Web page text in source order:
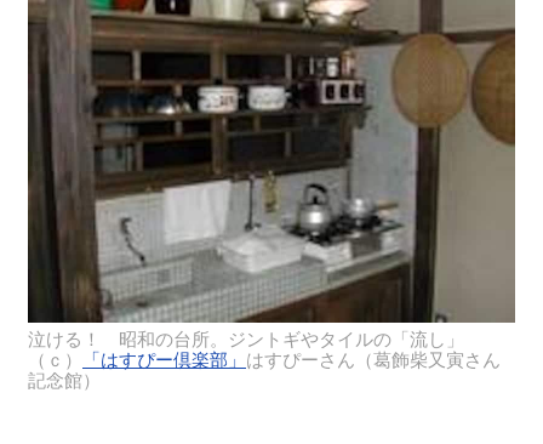
泣ける！ 昭和の台所。ジントギやタイルの「流し」
（ｃ）
「はすぴー倶楽部」 はすぴーさん（葛飾柴又寅さん
記念館）